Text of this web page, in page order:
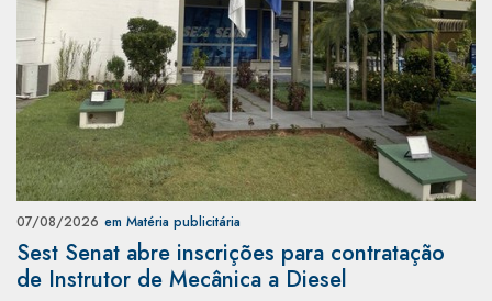
07/08/2026 em Matéria publicitária
Sest Senat abre inscrições para contratação
de Instrutor de Mecânica a Diesel